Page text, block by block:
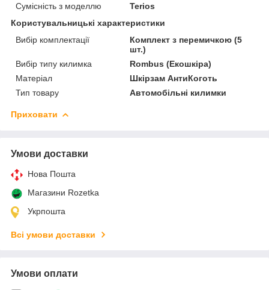
Сумісність з моделлю
Terios
Користувальницькі характеристики
Вибір комплектації
Комплект з перемичкою (5
шт.)
Вибір типу килимка
Rombus (Екошкіра)
Матеріал
Шкірзам АнтиКоготь
Тип товару
Автомобільні килимки
Приховати
Умови доставки
Нова Пошта
Магазини Rozetka
Укрпошта
Всі умови доставки
Умови оплати